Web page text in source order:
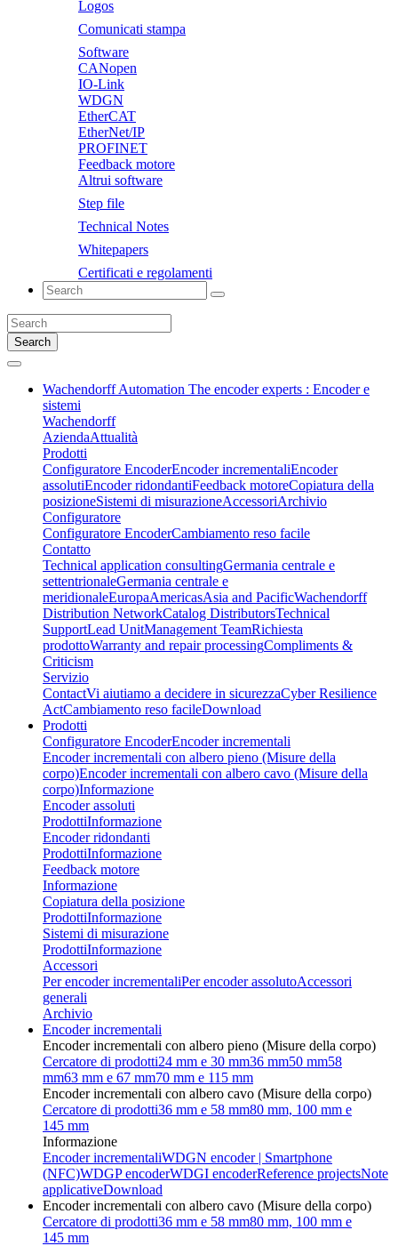
Logos
Comunicati stampa
Software
CANopen
IO-Link
WDGN
EtherCAT
EtherNet/IP
PROFINET
Feedback motore
Altrui software
Step file
Technical Notes
Whitepapers
Certificati e regolamenti
Search
Wachendorff Automation The encoder experts : Encoder e
sistemi
Wachendorff
AziendaAttualità
Prodotti
Configuratore EncoderEncoder incrementaliEncoder
assolutiEncoder ridondantiFeedback motoreCopiatura della
posizioneSistemi di misurazioneAccessoriArchivio
Configuratore
Configuratore EncoderCambiamento reso facile
Contatto
Technical application consultingGermania centrale e
settentrionaleGermania centrale e
meridionaleEuropaAmericasAsia and PacificWachendorff
Distribution NetworkCatalog DistributorsTechnical
SupportLead UnitManagement TeamRichiesta
prodottoWarranty and repair processingCompliments &
Criticism
Servizio
ContactVi aiutiamo a decidere in sicurezzaCyber Resilience
ActCambiamento reso facileDownload
Prodotti
Configuratore EncoderEncoder incrementali
Encoder incrementali con albero pieno (Misure della
corpo)Encoder incrementali con albero cavo (Misure della
corpo)Informazione
Encoder assoluti
ProdottiInformazione
Encoder ridondanti
ProdottiInformazione
Feedback motore
Informazione
Copiatura della posizione
ProdottiInformazione
Sistemi di misurazione
ProdottiInformazione
Accessori
Per encoder incrementaliPer encoder assolutoAccessori
generali
Archivio
Encoder incrementali
Encoder incrementali con albero pieno (Misure della corpo)
Cercatore di prodotti24 mm e 30 mm36 mm50 mm58
mm63 mm e 67 mm70 mm e 115 mm
Encoder incrementali con albero cavo (Misure della corpo)
Cercatore di prodotti36 mm e 58 mm80 mm, 100 mm e
145 mm
Informazione
Encoder incrementaliWDGN encoder | Smartphone
(NFC)WDGP encoderWDGI encoderReference projectsNote
applicativeDownload
Encoder incrementali con albero cavo (Misure della corpo)
Cercatore di prodotti36 mm e 58 mm80 mm, 100 mm e
145 mm